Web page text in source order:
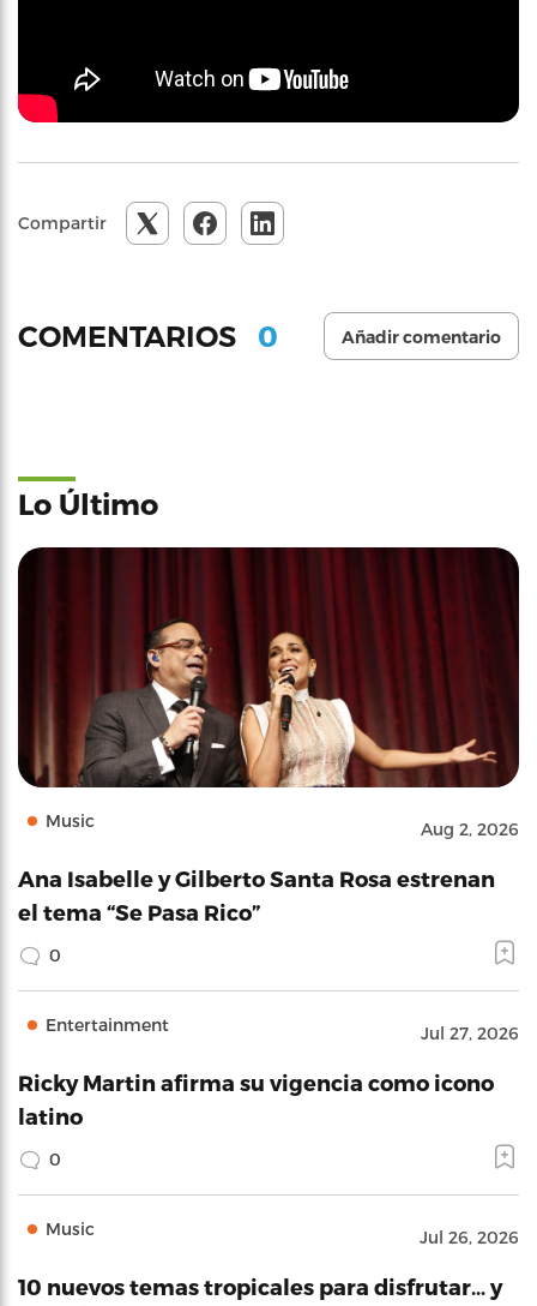
Compartir
COMENTARIOS 0 Añadir comentario
Lo Último
Music Aug 2, 2026
Ana Isabelle y Gilberto Santa Rosa estrenan
el tema “Se Pasa Rico”
0
Entertainment Jul 27, 2026
Ricky Martin afirma su vigencia como icono
latino
0
Music Jul 26, 2026
10 nuevos temas tropicales para disfrutar… y